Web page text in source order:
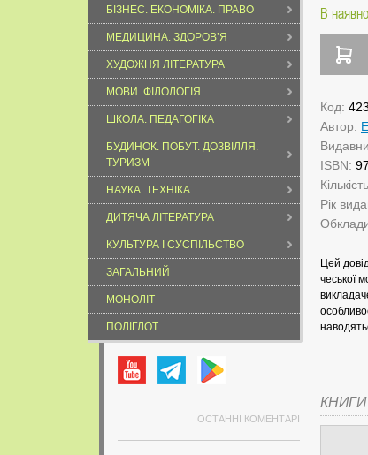
БІЗНЕС. ЕКОНОМІКА. ПРАВО
МЕДИЦИНА. ЗДОРОВ’Я
ХУДОЖНЯ ЛІТЕРАТУРА
МОВИ. ФІЛОЛОГІЯ
ШКОЛА. ПЕДАГОГІКА
БУДИНОК. ПОБУТ. ДОЗВІЛЛЯ.
ТУРИЗМ
НАУКА. ТЕХНІКА
ДИТЯЧА ЛІТЕРАТУРА
КУЛЬТУРА І СУСПІЛЬСТВО
ЗАГАЛЬНИЙ
МОНОЛІТ
ПОЛІГЛОТ
ОСТАННІ КОМЕНТАРІ
В
Код:
Автор:
ISBN:
Рік
Цей
чеської